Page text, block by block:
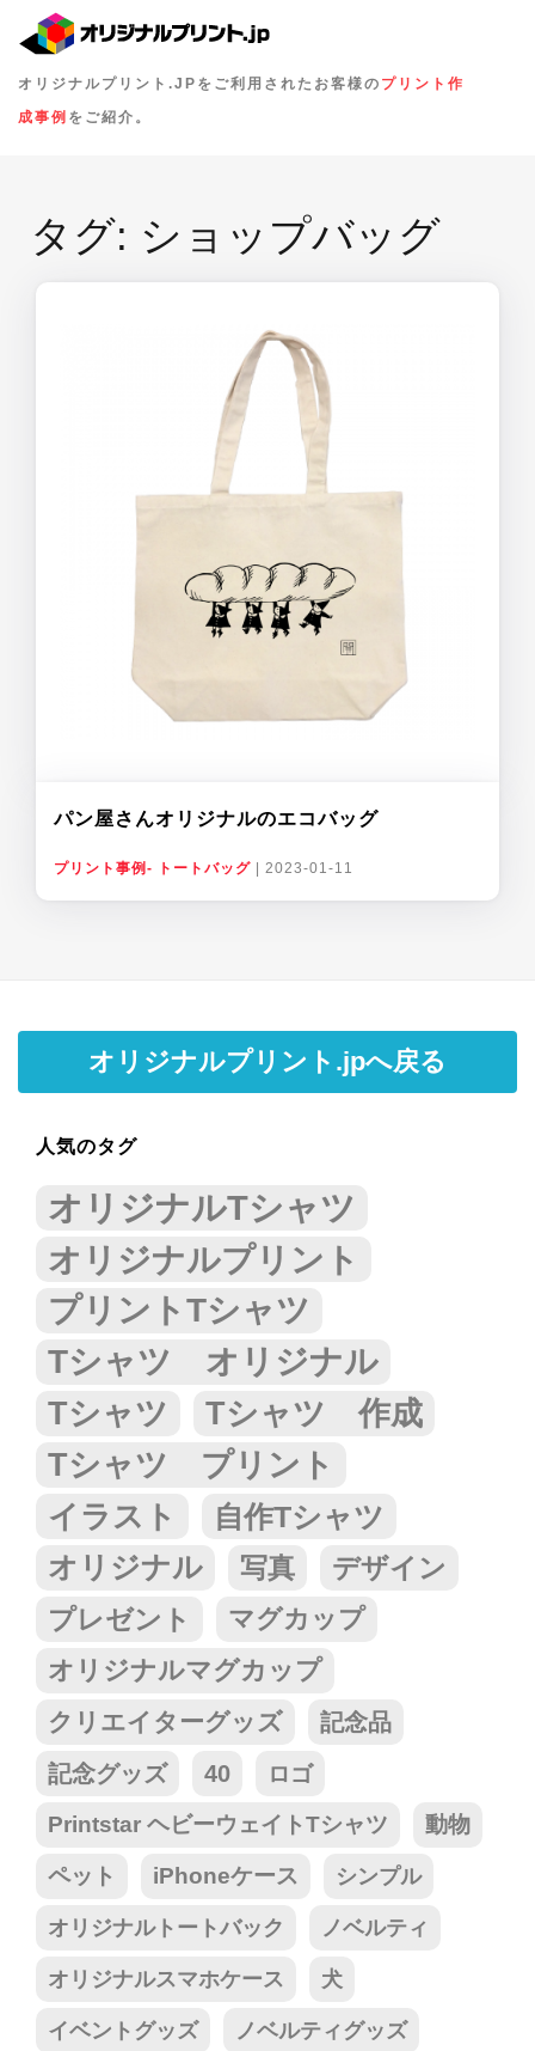
オリジナルプリント.JPをご利用されたお客様の プリント作
成事例 をご紹介。
タグ: ショップバッグ
パン屋さんオリジナルのエコバッグ
プリント事例- トートバッグ 2023-01-11
オリジナルプリント.jpへ戻る
人気のタグ
オリジナルTシャツ
オリジナルプリント
プリントTシャツ
Tシャツ オリジナル
Tシャツ
Tシャツ 作成
Tシャツ プリント
イラスト 自作Tシャツ
オリジナル 写真
デザイン
プレゼント
マグカップ
オリジナルマグカップ
クリエイターグッズ
記念品
記念グッズ
40 ロゴ
Printstar ヘビーウェイトTシャツ 動物
ペット iPhoneケース シンプル
オリジナルトートバック ノベルティ
オリジナルスマホケース 犬
イベントグッズ ノベルティグッズ